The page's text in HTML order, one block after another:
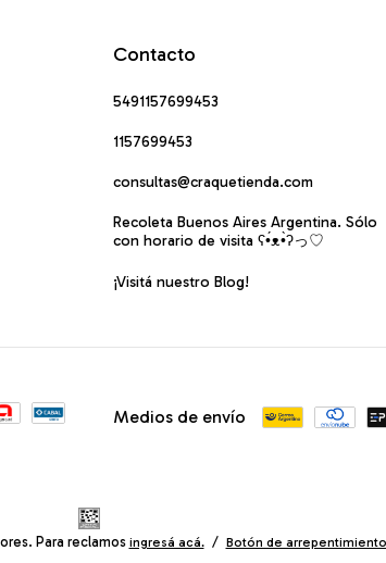
Contacto
5491157699453
1157699453
consultas@craquetienda.com
Recoleta Buenos Aires Argentina. Sólo
con horario de visita ʕ•́ᴥ•̀ʔっ♡
¡Visitá nuestro Blog!
Medios de envío
Para reclamos ingresá acá. / Botón de arrepentimiento